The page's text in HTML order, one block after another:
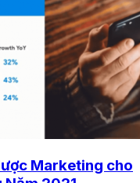
Marketing cho